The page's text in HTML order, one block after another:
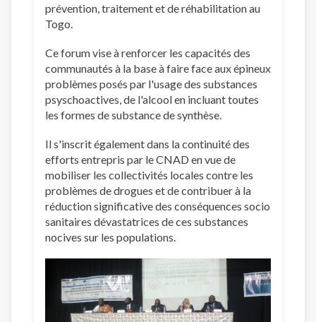
prévention, traitement et de réhabilitation au
Togo.
Ce forum vise à renforcer les capacités des
communautés à la base à faire face aux épineux
problèmes posés par l'usage des substances
psyschoactives, de l'alcool en incluant toutes
les formes de substance de synthèse.
Il s'inscrit également dans la continuité des
efforts entrepris par le CNAD en vue de
mobiliser les collectivités locales contre les
problèmes de drogues et de contribuer à la
réduction significative des conséquences socio
sanitaires dévastatrices de ces substances
nocives sur les populations.